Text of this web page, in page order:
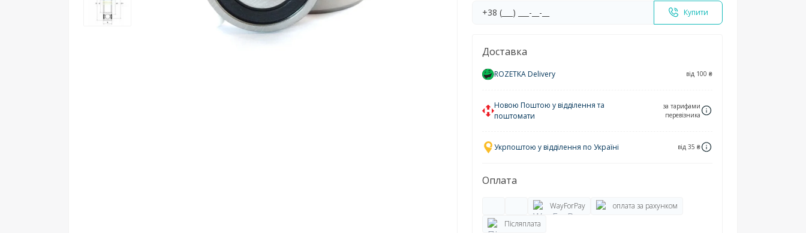
Купити
Доставка
ROZETKA Delivery від 100 ₴
Новою Поштою у відділення та
поштомати
за тарифами
перевізника
Укрпоштою у відділення по Україні від 35 ₴
Оплата
WayForPay
оплата за рахунком
Післяплата